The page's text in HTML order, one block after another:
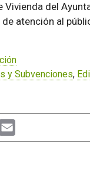
Vivienda del
de atención al
y Subvenciones,
Email